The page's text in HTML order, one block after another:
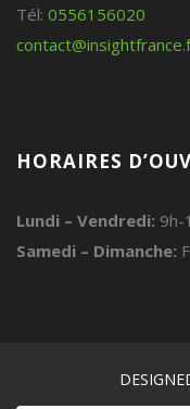
Tél: 0556156020
HORAIRES
Lundi – Vendredi: 9h-
Samedi – Dimanche: